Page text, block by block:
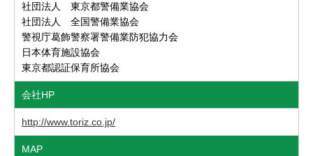
社団法人 東京都警備業協会
社団法人 全国警備業協会
警視庁葛飾警察署警備業防犯協力会
日本体育施設協会
東京都認証保育所協会
会社HP
http://www.toriz.co.jp/
MAP